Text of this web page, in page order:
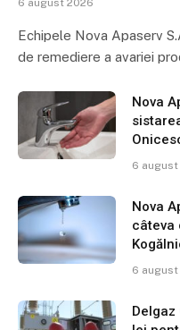
6 august 2026
Echipele Nova Apaserv
de remediere a avariei
Nova
6 august
Nova
câteva
6 august